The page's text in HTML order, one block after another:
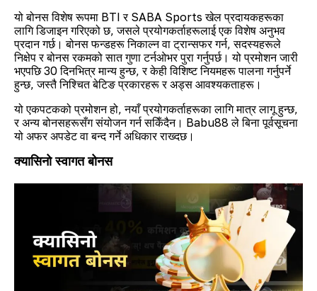
यो बोनस विशेष रूपमा BTI र SABA Sports खेल प्रदायकहरूका
लागि डिजाइन गरिएको छ, जसले प्रयोगकर्ताहरूलाई एक विशेष अनुभव
प्रदान गर्छ। बोनस फन्डहरू निकाल्न वा ट्रान्सफर गर्न, सदस्यहरूले
निक्षेप र बोनस रकमको सात गुणा टर्नओभर पुरा गर्नुपर्छ। यो प्रमोशन जारी
भएपछि 30 दिनभित्र मान्य हुन्छ, र केही विशिष्ट नियमहरू पालना गर्नुपर्ने
हुन्छ, जस्तै निश्चित बेटिङ प्रकारहरू र अड्स आवश्यकताहरू।
यो एकपटकको प्रमोशन हो, नयाँ प्रयोगकर्ताहरूका लागि मात्र लागू हुन्छ,
र अन्य बोनसहरूसँग संयोजन गर्न सकिँदैन। Babu88 ले बिना पूर्वसूचना
यो अफर अपडेट वा बन्द गर्ने अधिकार राख्दछ।
क्यासिनो स्वागत बोनस